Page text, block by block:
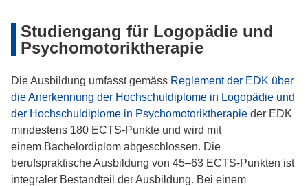
Studiengang für Logopädie und
Psychomotoriktherapie
Die Ausbildung umfasst gemäss Reglement der EDK über
die Anerkennung der Hochschuldiplome in Logopädie und
der Hochschuldiplome in Psychomotoriktherapie der EDK
mindestens 180 ECTS-Punkte und wird mit
einem Bachelordiplom abgeschlossen. Die
berufspraktische Ausbildung von 45–63 ECTS-Punkten ist
integraler Bestandteil der Ausbildung. Bei einem